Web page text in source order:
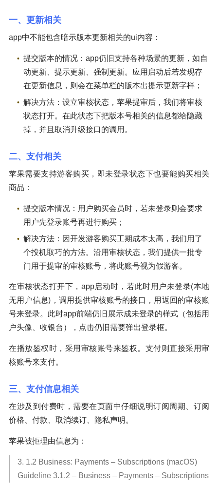
一、更新相关
app中不能包含暗示版本更新相关的ui内容：
提交版本的情况：app仍旧支持各种场景的更新，如自
动更新、提示更新、强制更新。应用启动后若发现存
在更新信息，则会在菜单栏的版本出提示更新字样；
解决方法：设立审核状态，苹果提审后，我们将审核
状态打开。在此状态下把版本号相关的信息都给隐藏
掉，并且取消升级接口的调用。
二、支付相关
苹果需要支持游客购买，即未登录状态下也要能购买相关
商品：
提交版本情况：用户购买会员时，若未登录则会要求
用户先登录账号再进行购买；
解决方法：因开发游客购买工期成本太高，我们用了
个投机取巧的方法。沿用审核状态，我们提供一批专
门用于提审的审核账号，将此账号视为假游客。
在审核状态打开下，app启动时，若此时用户未登录(本地
无用户信息)，调用提供审核账号的接口，用返回的审核账
号来登录。此时app前端仍旧展示成未登录的样式（包括用
户头像、收银台），点击仍旧需要弹出登录框。
在播放鉴权时，采用审核账号来鉴权。支付则直接采用审
核账号来支付。
三、支付信息相关
在涉及到付费时，需要在页面中仔细说明订阅周期、订阅
价格、付款、取消续订、隐私声明。
苹果被拒理由信息为：
3. 1.2 Business: Payments – Subscriptions (macOS)
Guideline 3.1.2 – Business – Payments – Subscriptions